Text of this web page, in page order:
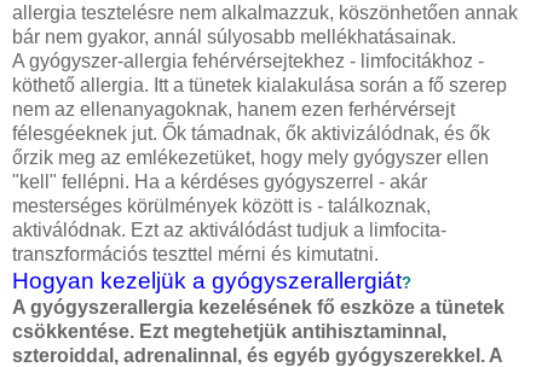
allergia tesztelésre nem alkalmazzuk, köszönhetően annak
bár nem gyakor, annál súlyosabb mellékhatásainak.
A gyógyszer-allergia fehérvérsejtekhez - limfocitákhoz -
köthető allergia. Itt a tünetek kialakulása során a fő szerep
nem az ellenanyagoknak, hanem ezen ferhérvérsejt
félesgéeknek jut. Ők támadnak, ők aktivizálódnak, és ők
őrzik meg az emlékezetüket, hogy mely gyógyszer ellen
"kell" fellépni. Ha a kérdéses gyógyszerrel - akár
mesterséges körülmények között is - találkoznak,
aktiválódnak. Ezt az aktiválódást tudjuk a limfocita-
transzformációs teszttel mérni és kimutatni.
Hogyan kezeljük a gyógyszerallergiát?
A gyógyszerallergia kezelésének fő eszköze a tünetek
csökkentése. Ezt megtehetjük antihisztaminnal,
szteroiddal, adrenalinnal, és egyéb gyógyszerekkel. A